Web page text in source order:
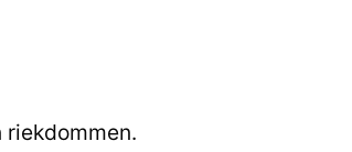
riekdommen.